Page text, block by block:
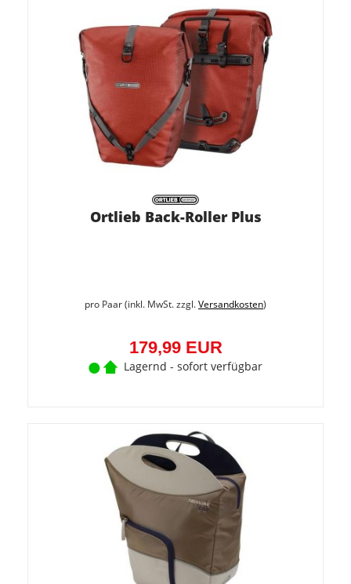
Ortlieb Back-Roller Plus
pro Paar (inkl. MwSt. zzgl.Versandkosten)
179,99 EUR
Lagernd - sofort verfügbar